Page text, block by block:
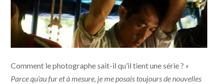
Comment le photographe sait-il qu’il tient une série ? «
Parce qu’au fur et à mesure, je me posais toujours de nouvelles